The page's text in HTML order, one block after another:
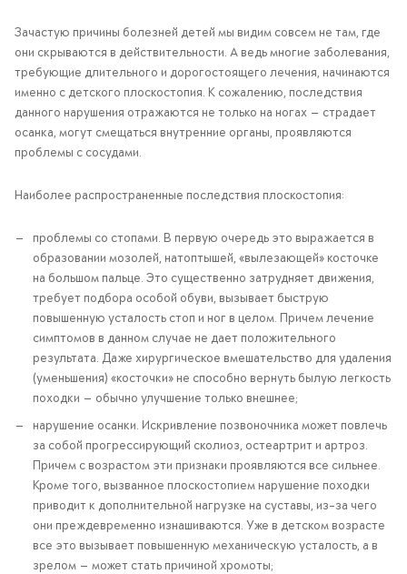
Зачастую причины болезней детей мы видим совсем не там, где
они скрываются в действительности. А ведь многие заболевания,
требующие длительного и дорогостоящего лечения, начинаются
именно с детского плоскостопия. К сожалению, последствия
данного нарушения отражаются не только на ногах — страдает
осанка, могут смещаться внутренние органы, проявляются
проблемы с сосудами.
Наиболее распространенные последствия плоскостопия:
проблемы со стопами. В первую очередь это выражается в
образовании мозолей, натоптышей, «вылезающей» косточке
на большом пальце. Это существенно затрудняет движения,
требует подбора особой обуви, вызывает быструю
повышенную усталость стоп и ног в целом. Причем лечение
симптомов в данном случае не дает положительного
результата. Даже хирургическое вмешательство для удаления
(уменьшения) «косточки» не способно вернуть былую легкость
походки — обычно улучшение только внешнее;
нарушение осанки. Искривление позвоночника может повлечь
за собой прогрессирующий сколиоз, остеартрит и артроз.
Причем с возрастом эти признаки проявляются все сильнее.
Кроме того, вызванное плоскостопием нарушение походки
приводит к дополнительной нагрузке на суставы, из-за чего
они преждевременно изнашиваются. Уже в детском возрасте
все это вызывает повышенную механическую усталость, а в
зрелом — может стать причиной хромоты;